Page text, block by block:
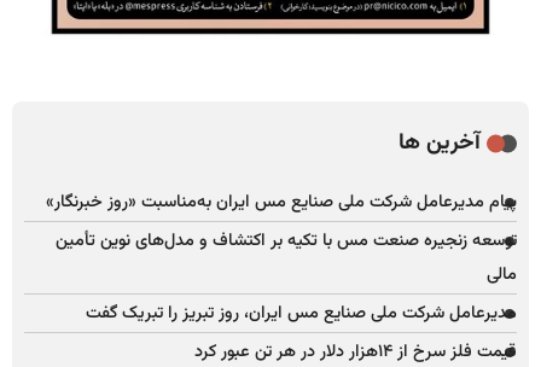
آخرین ها
پیام مدیرعامل شرکت ملی صنایع مس ایران به‌مناسبت «روز خبرنگار»
توسعه زنجیره صنعت مس با تکیه بر اکتشاف و مدل‌های نوین تأمین
مالی
مدیرعامل شرکت ملی صنایع مس ایران، روز تبریز را تبریک گفت
قیمت فلز سرخ از ۱۴هزار دلار در هر تن عبور کرد